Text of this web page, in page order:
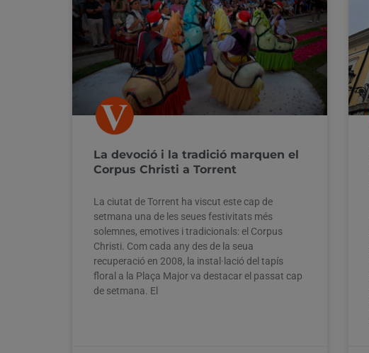
La devoció i la tradició marquen el
Corpus Christi a Torrent
La ciutat de Torrent ha viscut este cap de
setmana una de les seues festivitats més
solemnes, emotives i tradicionals: el Corpus
Christi. Com cada any des de la seua
recuperació en 2008, la instal·lació del tapís
floral a la Plaça Major va destacar el passat cap
de setmana. El